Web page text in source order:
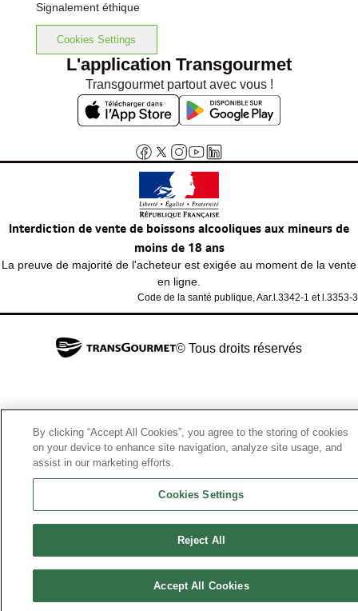
Signalement éthique
Cookies Settings
L'application Transgourmet
Transgourmet partout avec vous !
Interdiction de vente de boissons alcooliques aux mineurs de
moins de 18 ans
La preuve de majorité de l'acheteur est exigée au moment de la vente
en ligne.
Code de la santé publique, Aar.l.3342-1 et l.3353-3
© Tous droits réservés
By clicking “Accept All Cookies”, you agree to the storing of cookies
on your device to enhance site navigation, analyze site usage, and
assist in our marketing efforts.
Cookies Settings
Reject All
Accept All Cookies